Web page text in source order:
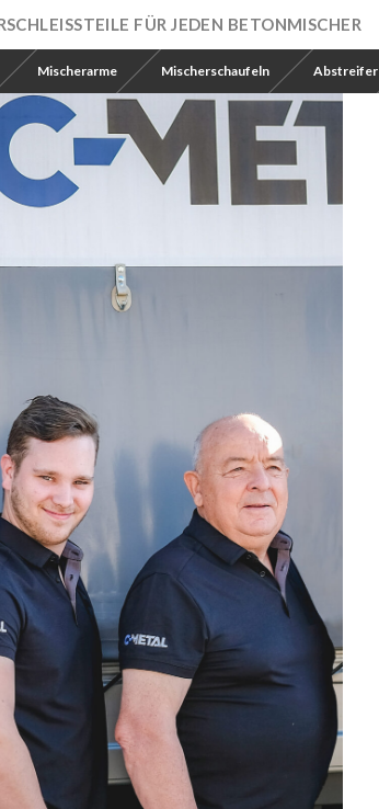
FÜR JEDEN BETONMISCHER
Mischerarme Mischerschaufeln Abstreifer